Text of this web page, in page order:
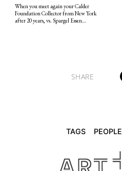
When you meet again your Calder
Foundation Collector from New York
after 20 years, vs. Spargel Essen…
SHARE
TAGS PEOPLE